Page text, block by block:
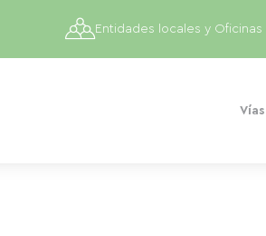
Entidades locales y Oficinas